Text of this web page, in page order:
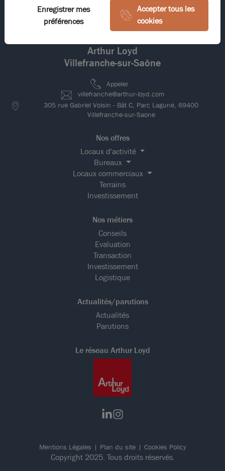
Arthur Loyd
Villefranche-sur-Saône
Appeler
villefranche@arthur-loyd.com
305 rue Gabriel Voisin - Bât C, Parc Lagune, 69400
Villefranche-sur-Saone
Nos offres
Locaux d'activité
Bureaux
Locaux commerciaux
Terrains
Investissement
Nos métiers
Conseils
Evaluation
Transaction
Investissement
Logistique
Actualités/parutions
Actualités
Parutions
Le réseau Arthur Loyd
Mentions Légales Plan du site Cookies Policy
Copyright 2025. Tous droits réservés.
Enregistrer mes
préférences
Accepter tous les
cookies